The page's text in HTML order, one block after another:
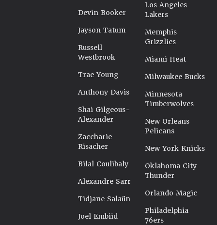
Devin Booker
Jayson Tatum
Russell
Westbrook
Trae Young
Anthony Davis
Shai Gilgeous-
Alexander
Zaccharie
Risacher
Bilal Coulibaly
Alexandre Sarr
Tidjane Salaün
Joel Embiid
Los Angeles
Lakers
Memphis
Grizzlies
Miami Heat
Milwaukee Bucks
Minnesota
Timberwolves
New Orleans
Pelicans
New York Knicks
Oklahoma City
Thunder
Orlando Magic
Philadelphia
76ers